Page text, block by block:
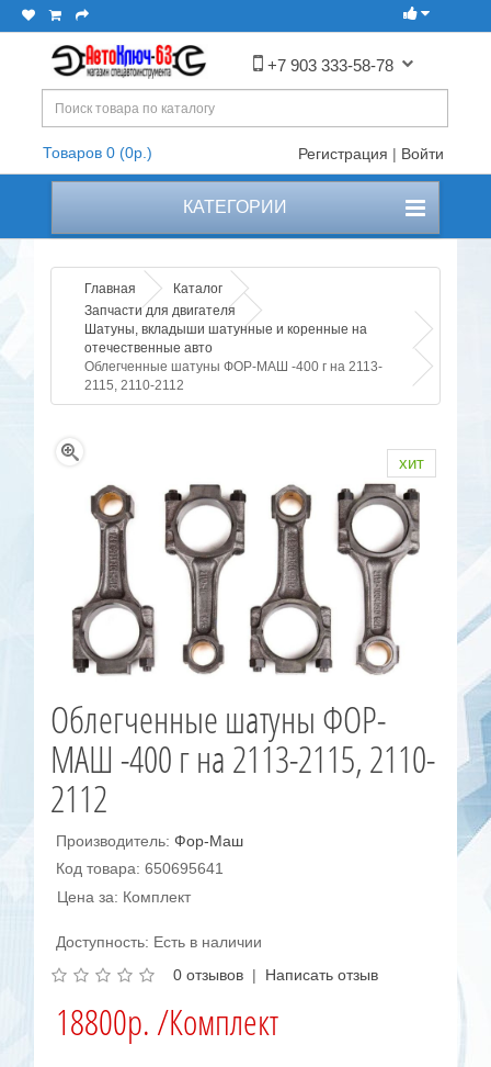
+7 903 333-58-78
Товаров 0 (0р.) Регистрация | Войти
КАТЕГОРИИ
Главная
Каталог
Запчасти для двигателя
Шатуны, вкладыши шатунные и коренные на
отечественные авто
Облегченные шатуны ФОР-МАШ -400 г на 2113-
2115, 2110-2112
хит
Облегченные шатуны ФОР-
МАШ -400 г на 2113-2115, 2110-
2112
Производитель:Фор-Маш
Код товара: 650695641
Цена за: Комплект
Доступность: Есть в наличии
0 отзывов | Написать отзыв
18800р. /Комплект